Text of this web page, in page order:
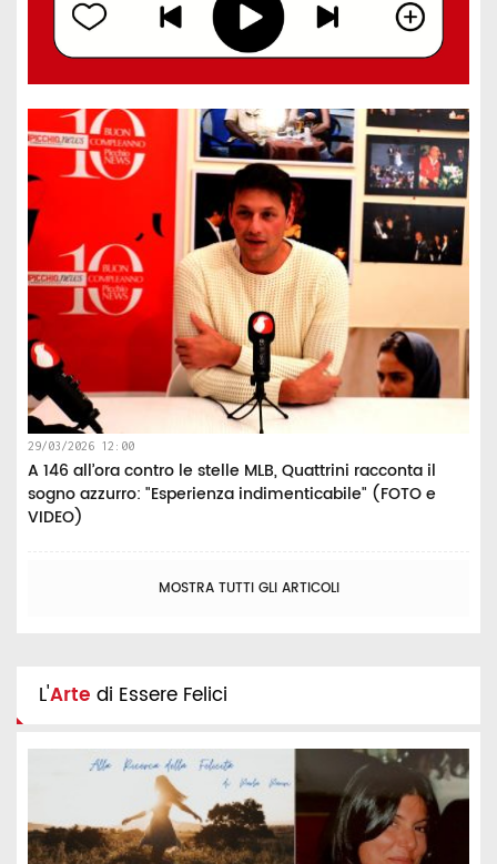
29/03/2026 12:00
A 146 all’ora contro le stelle MLB, Quattrini racconta il
sogno azzurro: "Esperienza indimenticabile" (FOTO e
VIDEO)
MOSTRA TUTTI GLI ARTICOLI
L'Arte di Essere Felici